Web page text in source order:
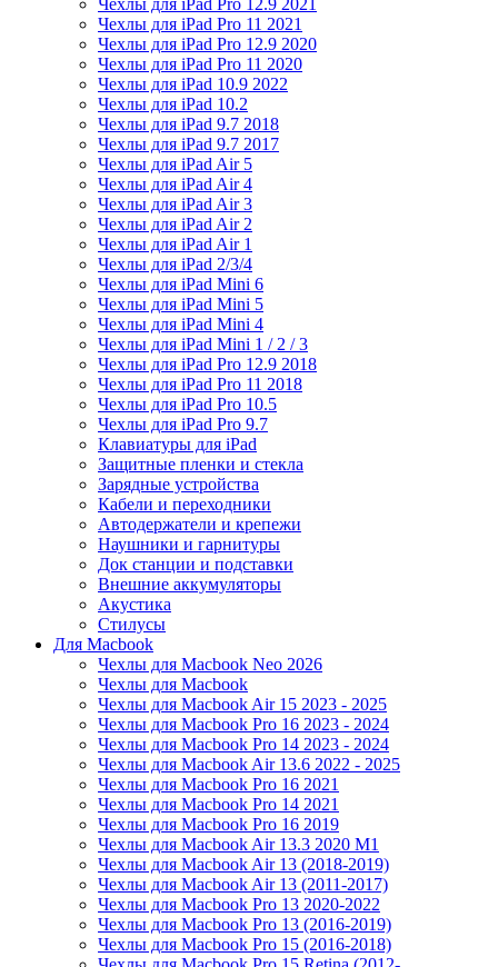
Чехлы для iPad Pro 12.9 2021
Чехлы для iPad Pro 11 2021
Чехлы для iPad Pro 12.9 2020
Чехлы для iPad Pro 11 2020
Чехлы для iPad 10.9 2022
Чехлы для iPad 10.2
Чехлы для iPad 9.7 2018
Чехлы для iPad 9.7 2017
Чехлы для iPad Air 5
Чехлы для iPad Air 4
Чехлы для iPad Air 3
Чехлы для iPad Air 2
Чехлы для iPad Air 1
Чехлы для iPad 2/3/4
Чехлы для iPad Mini 6
Чехлы для iPad Mini 5
Чехлы для iPad Mini 4
Чехлы для iPad Mini 1 / 2 / 3
Чехлы для iPad Pro 12.9 2018
Чехлы для iPad Pro 11 2018
Чехлы для iPad Pro 10.5
Чехлы для iPad Pro 9.7
Клавиатуры для iPad
Защитные пленки и стекла
Зарядные устройства
Кабели и переходники
Автодержатели и крепежи
Наушники и гарнитуры
Док станции и подставки
Внешние аккумуляторы
Акустика
Стилусы
Для Macbook
Чехлы для Macbook Neo 2026
Чехлы для Macbook
Чехлы для Macbook Air 15 2023 - 2025
Чехлы для Macbook Pro 16 2023 - 2024
Чехлы для Macbook Pro 14 2023 - 2024
Чехлы для Macbook Air 13.6 2022 - 2025
Чехлы для Macbook Pro 16 2021
Чехлы для Macbook Pro 14 2021
Чехлы для Macbook Pro 16 2019
Чехлы для Macbook Air 13.3 2020 M1
Чехлы для Macbook Air 13 (2018-2019)
Чехлы для Macbook Air 13 (2011-2017)
Чехлы для Macbook Pro 13 2020-2022
Чехлы для Macbook Pro 13 (2016-2019)
Чехлы для Macbook Pro 15 (2016-2018)